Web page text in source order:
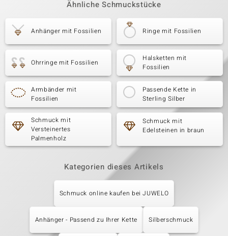
Ähnliche Schmuckstücke
Anhänger mit Fossilien Ringe mit Fossilien
Ohrringe mit Fossilien
Halsketten mit
Fossilien
Armbänder mit
Fossilien
Passende Kette in
Sterling Silber
Schmuck mit
Versteinertes
Palmenholz
Schmuck mit
Edelsteinen in braun
Kategorien dieses Artikels
Schmuck online kaufen bei JUWELO
Anhänger - Passend zu Ihrer Kette Silberschmuck